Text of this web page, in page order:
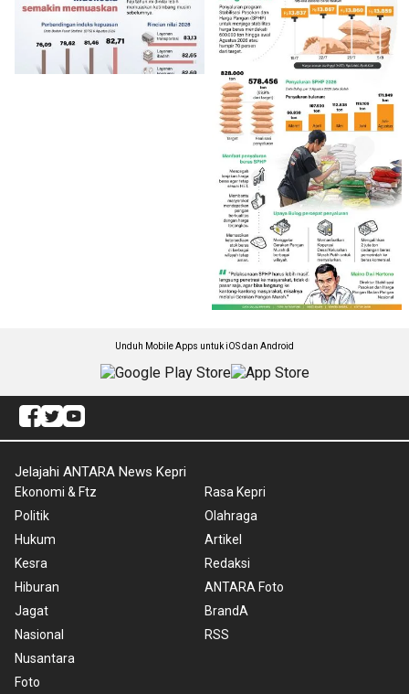
Unduh Mobile Apps untuk iOS dan Android
Jelajahi ANTARA News Kepri
Ekonomi & Ftz
Politik
Hukum
Kesra
Hiburan
Jagat
Nasional
Nusantara
Foto
Rasa Kepri
Olahraga
Artikel
Redaksi
ANTARA Foto
BrandA
RSS